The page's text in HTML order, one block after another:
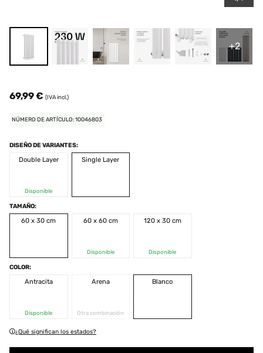
+2
69,99 € (IVA incl.)
NÚMERO DE ARTÍCULO: 10046803
DISEÑO DE VARIANTES:
Double Layer
Disponible
Single Layer
TAMAÑO:
60 x 30 cm
60 x 60 cm
Disponible
120 x 30 cm
Disponible
COLOR:
Antracita
Disponible
Arena
Otra combinación
Blanco
¿Qué significan los estados?